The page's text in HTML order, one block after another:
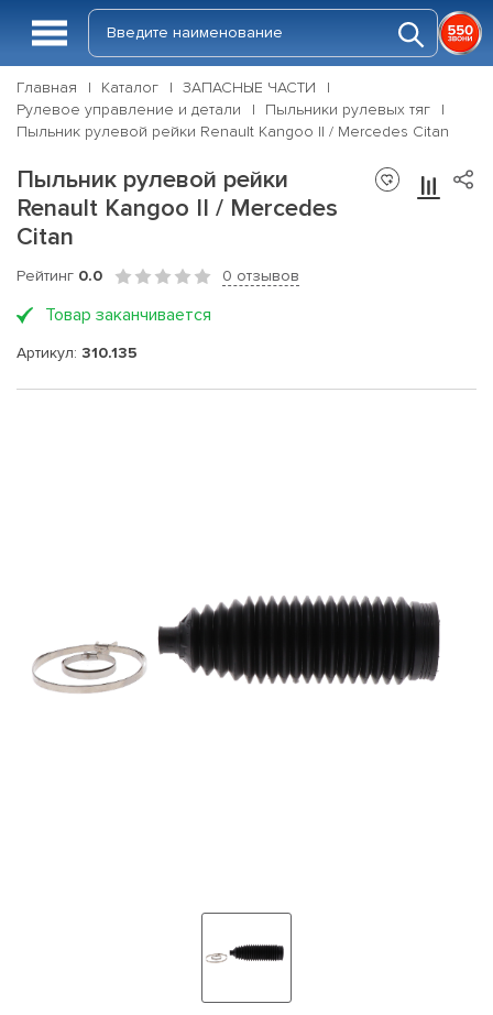
Главная Каталог
ЗАПАСНЫЕ ЧАСТИ
Рулевое управление и детали
Пыльники рулевых тяг
Пыльник рулевой рейки Renault Kangoo II / Mercedes Citan
Пыльник рулевой рейки
Renault Kangoo II / Mercedes
Citan
Рейтинг 0.0 0 отзывов
Товар заканчивается
Артикул: 310.135